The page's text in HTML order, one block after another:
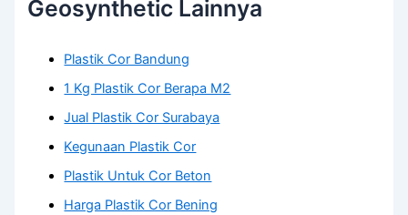
Geosynthetic Lainnya
Plastik Cor Bandung
1 Kg Plastik Cor Berapa M2
Jual Plastik Cor Surabaya
Kegunaan Plastik Cor
Plastik Untuk Cor Beton
Harga Plastik Cor Bening